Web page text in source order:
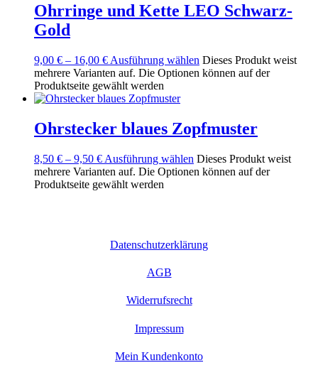
Ohrringe und Kette LEO Schwarz-
Gold
9,00 € – 16,00 € Ausführung wählen Dieses Produkt weist
mehrere Varianten auf. Die Optionen können auf der
Produktseite gewählt werden
Ohrstecker blaues Zopfmuster
8,50 € – 9,50 € Ausführung wählen Dieses Produkt weist
mehrere Varianten auf. Die Optionen können auf der
Produktseite gewählt werden
Datenschutzerklärung
AGB
Widerrufsrecht
Impressum
Mein Kundenkonto